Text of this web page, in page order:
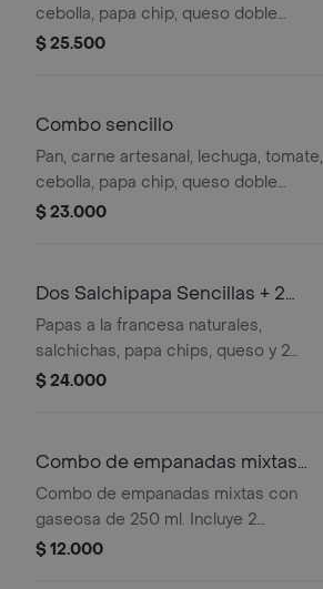
cebolla, papa chip, queso doble
crema, queso cheddar, tocineta
$ 25.500
Combo sencillo
Pan, carne artesanal, lechuga, tomate,
cebolla, papa chip, queso doble
crema, salsas de la casa, papa natural
$ 23.000
Dos Salchipapa Sencillas + 2
Gaseosas
Papas a la francesa naturales,
salchichas, papa chips, queso y 2
gaseosas
$ 24.000
Combo de empanadas mixtas
mas gaseosa
Combo de empanadas mixtas con
gaseosa de 250 ml. Incluye 2
empanadas.
$ 12.000